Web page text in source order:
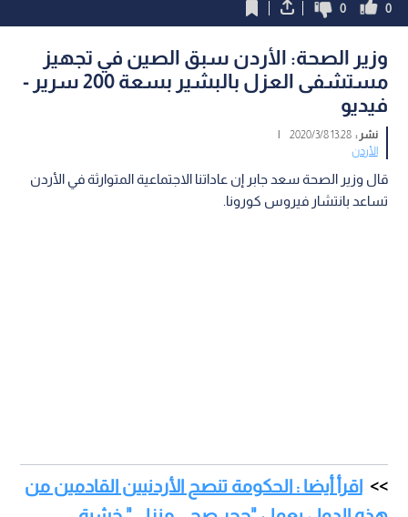
0
0
وزير الصحة: الأردن سبق الصين في تجهيز
مستشفى العزل بالبشير بسعة 200 سرير -
فيديو
نشر :13:28 2020/3/8
|
الأردن
قال وزير الصحة سعد جابر إن عاداتنا الاجتماعية المتوارثة في الأردن
تساعد بانتشار فيروس كورونا.
اقرأ أيضا : الحكومة تنصح الأردنيين القادمين من